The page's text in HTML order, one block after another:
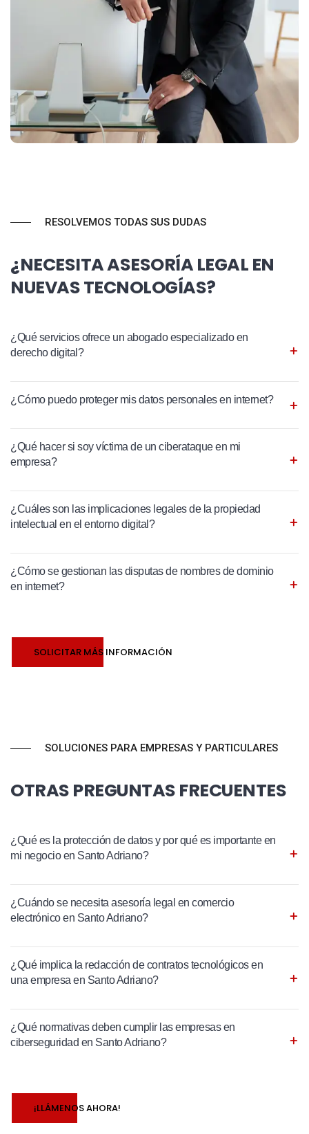
RESOLVEMOS TODAS SUS DUDAS
¿NECESITA ASESORÍA LEGAL EN
NUEVAS TECNOLOGÍAS?
¿Qué servicios ofrece un abogado especializado en
derecho digital?
¿Cómo puedo proteger mis datos personales en internet?
¿Qué hacer si soy víctima de un ciberataque en mi
empresa?
¿Cuáles son las implicaciones legales de la propiedad
intelectual en el entorno digital?
¿Cómo se gestionan las disputas de nombres de dominio
en internet?
SOLICITAR MÁS INFORMACIÓN
SOLUCIONES PARA EMPRESAS Y PARTICULARES
OTRAS PREGUNTAS FRECUENTES
¿Qué es la protección de datos y por qué es importante en
mi negocio en Santo Adriano?
¿Cuándo se necesita asesoría legal en comercio
electrónico en Santo Adriano?
¿Qué implica la redacción de contratos tecnológicos en
una empresa en Santo Adriano?
¿Qué normativas deben cumplir las empresas en
ciberseguridad en Santo Adriano?
¡LLÁMENOS AHORA!